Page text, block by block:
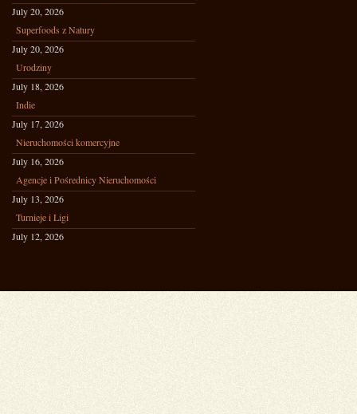
July 20, 2026
Superfoods z Natury
July 20, 2026
Urodziny
July 18, 2026
Indie
July 17, 2026
Nieruchomości komercyjne
July 16, 2026
Agencje i Pośrednicy Nieruchomości
July 13, 2026
Turnieje i Ligi
July 12, 2026